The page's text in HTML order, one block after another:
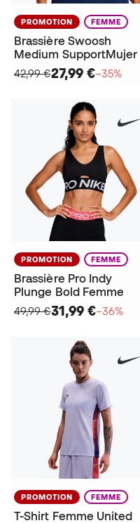
PROMOTION FEMME
Brassière Swoosh
Medium SupportMujer
42,99 €27,99 €−35%
PROMOTION FEMME
Brassière Pro Indy
Plunge Bold Femme
49,99 €31,99 €−36%
PROMOTION FEMME
T-Shirt Femme United